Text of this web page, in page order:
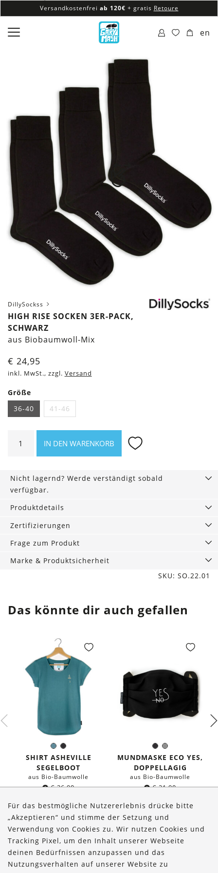
Versandkostenfrei ab 120€ + gratis Retoure
100% veganes & fair produziertes Sortiment
Versandkostenfrei ab 120€
en
DillySockss
HIGH RISE SOCKEN 3ER-PACK,
SCHWARZ
aus Biobaumwoll-Mix
€ 24,95
inkl. MwSt., zzgl. Versand
Größe
36-40
41-46
Rise
Pack,
schwarz
Menge
IN DEN WARENKORB
Nicht lagernd? Werde verständigt sobald
verfügbar.
Produktdetails
Zertifizierungen
Frage zum Produkt
Marke & Produktsicherheit
SKU: SO.22.01
Das könnte dir auch gefallen
SeeblauSchwarz
Farbe:
SHIRT ASHEVILLE
SEGELBOOT
aus Bio-Baumwolle
€36,90
Schwarz
Grau
Farbe:
MUNDMASKE ECO YES,
DOPPELLAGIG
aus Bio-Baumwolle
€21,90
Über uns
Bestellungen
Kontakt & Hilfe
Für das bestmögliche Nutzererlebnis drücke bitte
„Akzeptieren“ und stimme der Setzung und
Verwendung von Cookies zu. Wir nutzen Cookies und
Tracking Pixel, um den Inhalt unserer Webseite
deinen Bedürfnissen anzupassen und das
Nutzungsverhalten auf unserer Website zu